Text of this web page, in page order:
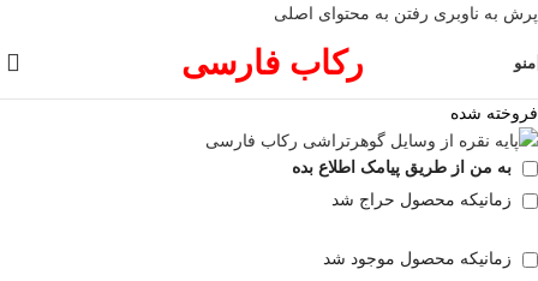
پرش به ناوبری رفتن به محتوای اصلی
منو رکاب فارسی
فروخته شده
به من از طریق پیامک اطلاع بده
زمانیکه محصول حراج شد
زمانیکه محصول موجود شد